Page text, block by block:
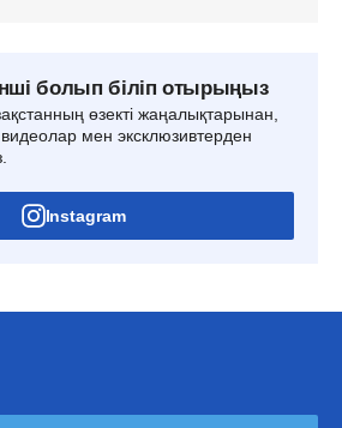
болып біліп отырыңыз
өзекті жаңалықтарынан,
мен эксклюзивтерден
Instagram